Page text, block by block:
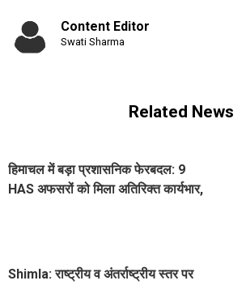
Content Editor
Swati Sharma
Related News
हिमाचल में बड़ा प्रशासनिक फेरबदल: 9
HAS अफसरों को मिला अतिरिक्त कार्यभार,
Shimla: राष्ट्रीय व अंतर्राष्ट्रीय स्तर पर